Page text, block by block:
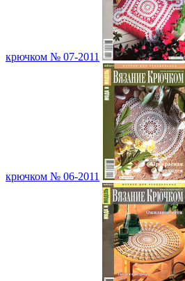
крючком № 07-2011
крючком № 06-2011